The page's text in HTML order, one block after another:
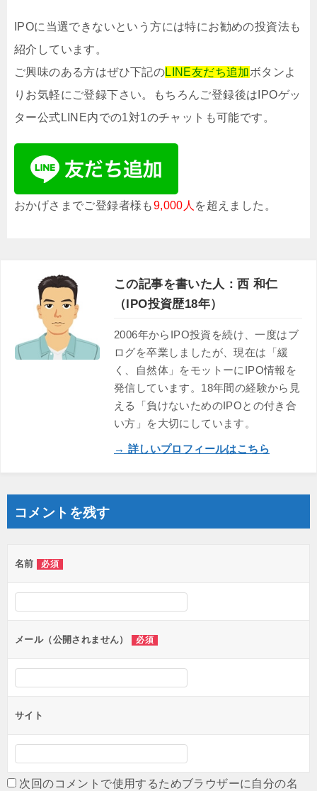
IPOに当選できないという方には特にお勧めの投資法も
紹介しています。
ご興味のある方はぜひ下記のLINE友だち追加ボタンよ
りお気軽にご登録下さい。もちろんご登録後はIPOゲッ
ター公式LINE内での1対1のチャットも可能です。
おかげさまでご登録者様も9,000人 を超えました。
この記事を書いた人：西 和仁
（IPO投資歴18年）
2006年からIPO投資を続け、一度はブ
ログを卒業しましたが、現在は「緩
く、自然体」をモットーにIPO情報を
発信しています。18年間の経験から見
える「負けないためのIPOとの付き合
い方」を大切にしています。
→ 詳しいプロフィールはこちら
コメントを残す
名前 必須
メール（公開されません） 必須
サイト
次回のコメントで使用するためブラウザーに自分の名